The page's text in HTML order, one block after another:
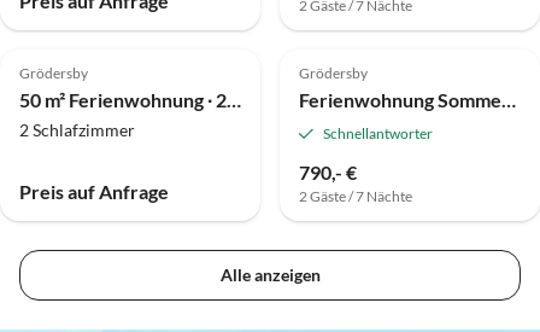
2 Gäste / 7 Nächte
Grödersby
50 m² Ferienwohnung ∙ 2 Schlafzimmer ∙ 3 Gäste
2 Schlafzimmer
Preis auf Anfrage
Grödersby
Ferienwohnung Sommerhaus 54 - Gartenhaus "S"
Schnellantworter
790,- €
2 Gäste / 7 Nächte
Alle anzeigen